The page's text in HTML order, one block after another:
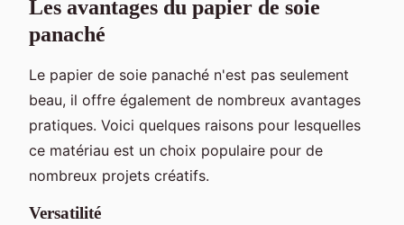
Les avantages du papier de soie
panaché
Le papier de soie panaché n'est pas seulement
beau, il offre également de nombreux avantages
pratiques. Voici quelques raisons pour lesquelles
ce matériau est un choix populaire pour de
nombreux projets créatifs.
Versatilité